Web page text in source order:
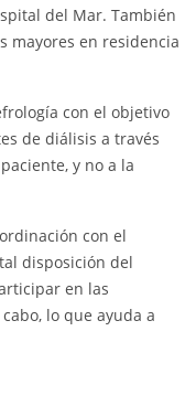
del Mar. También
mayores en residencia
con el objetivo
de diálisis a través
y no a la
con el
disposición del
en las
lo que ayuda a